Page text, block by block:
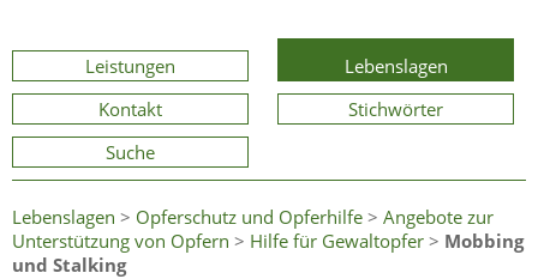
Leistungen
Lebenslagen
Kontakt
Stichwörter
Suche
Lebenslagen > Opferschutz und Opferhilfe > Angebote zur
Unterstützung von Opfern > Hilfe für Gewaltopfer > Mobbing
und Stalking